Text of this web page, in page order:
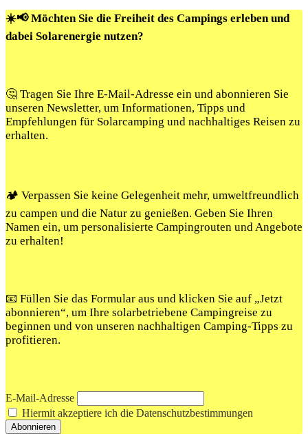
☀️📢 Möchten Sie die Freiheit des Campings erleben und
dabei Solarenergie nutzen?
🤔 Tragen Sie Ihre E-Mail-Adresse ein und abonnieren Sie
unseren Newsletter, um Informationen, Tipps und
Empfehlungen für Solarcamping und nachhaltiges Reisen zu
erhalten.
🏕️ Verpassen Sie keine Gelegenheit mehr, umweltfreundlich
zu campen und die Natur zu genießen. Geben Sie Ihren
Namen ein, um personalisierte Campingrouten und Angebote
zu erhalten!
📧 Füllen Sie das Formular aus und klicken Sie auf „Jetzt
abonnieren“, um Ihre solarbetriebene Campingreise zu
beginnen und von unseren nachhaltigen Camping-Tipps zu
profitieren.
E-Mail-Adresse
Hiermit akzeptiere ich die Datenschutzbestimmungen